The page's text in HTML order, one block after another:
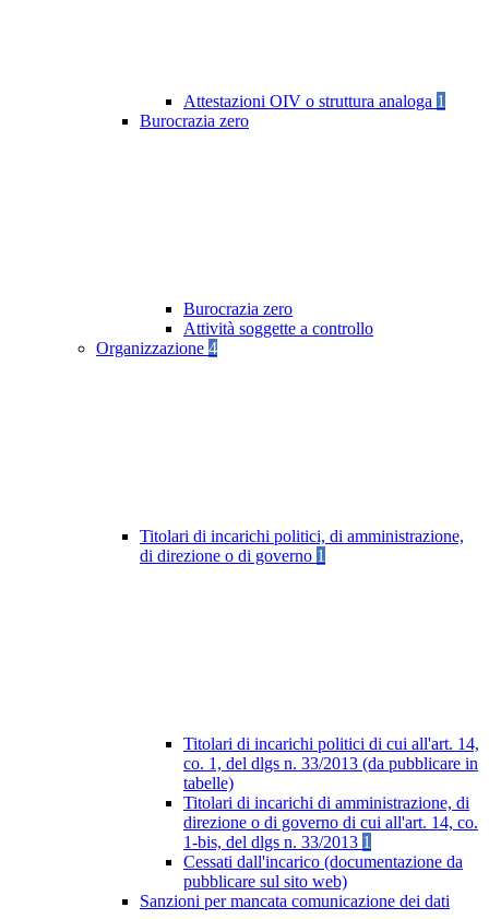
Attestazioni OIV o struttura analoga 1
Burocrazia zero
Burocrazia zero
Attività soggette a controllo
Organizzazione 4
Titolari di incarichi politici, di amministrazione,
di direzione o di governo 1
Titolari di incarichi politici di cui all'art. 14,
co. 1, del dlgs n. 33/2013 (da pubblicare in
tabelle)
Titolari di incarichi di amministrazione, di
direzione o di governo di cui all'art. 14, co.
1-bis, del dlgs n. 33/2013 1
Cessati dall'incarico (documentazione da
pubblicare sul sito web)
Sanzioni per mancata comunicazione dei dati